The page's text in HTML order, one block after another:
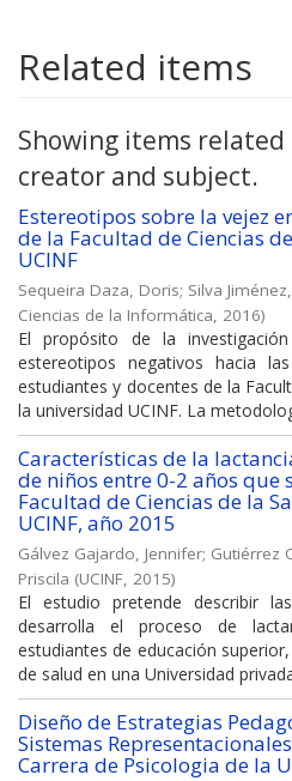
Related items
Showing items
creator and subject.
Estereotipos sobre la vejez
de la Facultad de Ciencias
UCINF
Sequeira Daza, Doris; Silva
Ciencias de la Informática, 2016)
El propósito de la
estereotipos negativos hacia
estudiantes y docentes de la
la universidad UCINF. La
Características de la
de niños entre 0-2 años que
Facultad de Ciencias de la
UCINF, año 2015
Gálvez Gajardo, Jennifer; Gutiérrez
Priscila (UCINF, 2015)
El estudio pretende describir
desarrolla el proceso de
estudiantes de educación
de salud en una Universidad
Diseño de Estrategias
Sistemas
Carrera de Psicologia de la